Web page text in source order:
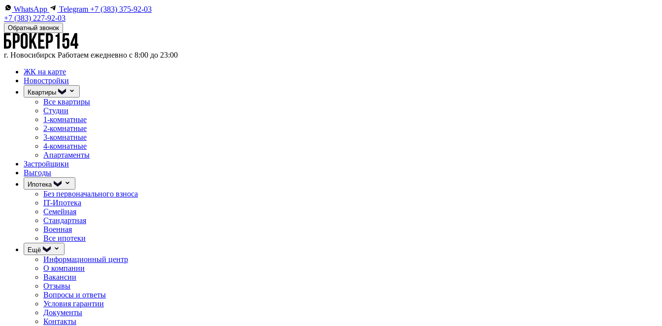
WhatsApp Telegram +7 (383) 375-92-03
+7 (383) 227-92-03
Обратный звонок
г. Новосибирск Работаем ежедневно с 8:00 до 23:00
ЖК на карте
Новостройки
Квартиры
Все квартиры
Студии
1-комнатные
2-комнатные
3-комнатные
4-комнатные
Апартаменты
Застройщики
Выгоды
Ипотека
Без первоначального взноса
IT-Ипотека
Семейная
Стандартная
Военная
Все ипотеки
Ещё
Информационный центр
О компании
Вакансии
Отзывы
Вопросы и ответы
Условия гарантии
Документы
Контакты